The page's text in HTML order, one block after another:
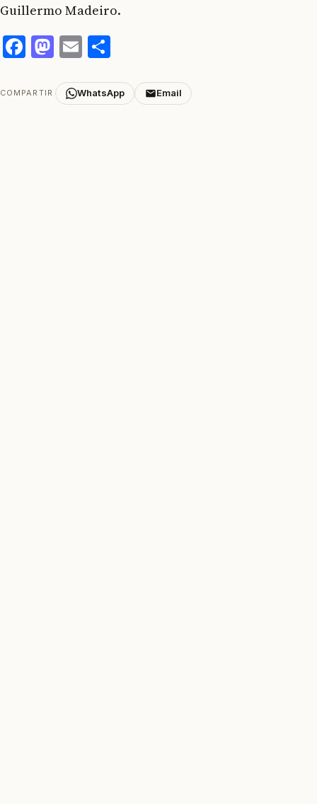
Guillermo Madeiro.
Facebook
Mastodon
Email
COMPARTIR WhatsApp Email